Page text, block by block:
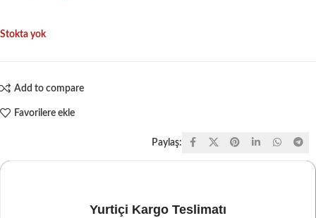
Stokta yok
Add to compare
Favorilere ekle
Paylaş:
Yurtiçi Kargo Teslimatı